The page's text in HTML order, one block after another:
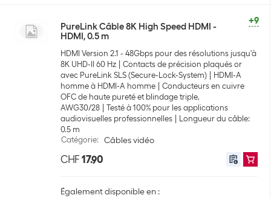
+9
PureLink Câble 8K High Speed HDMI -
HDMI, 0.5 m
HDMI Version 2.1 - 48Gbps pour des résolutions jusqu'à
8K UHD-II 60 Hz
Contacts de précision plaqués or
avec PureLink SLS (Secure-Lock-System)
HDMI-A
homme à HDMI-A homme
Conducteurs en cuivre
OFC de haute pureté et blindage triple,
AWG30/28
Testé à 100% pour les applications
audiovisuelles professionnelles
Longueur du câble:
0.5 m
Catégorie: Câbles vidéo
CHF 17.90
Également disponible en :